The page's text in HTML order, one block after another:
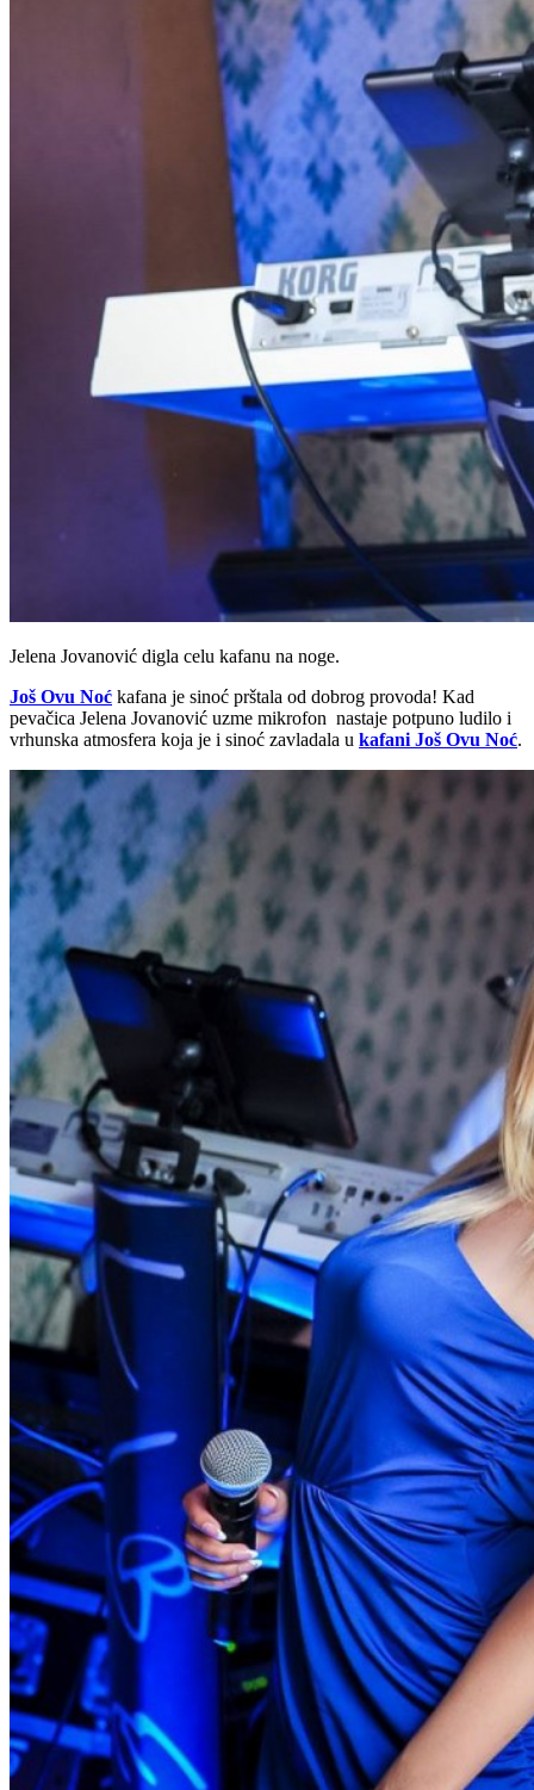
Jelena Jovanović digla celu kafanu na noge.
Još Ovu Noć kafana je sinoć prštala od dobrog provoda! Kad
pevačica Jelena Jovanović uzme mikrofon nastaje potpuno ludilo i
vrhunska atmosfera koja je i sinoć zavladala u kafani Još Ovu Noć.